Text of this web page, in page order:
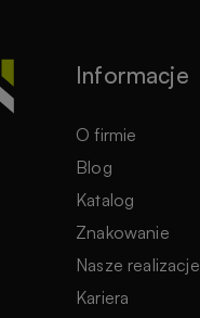
Informacje
O firmie
Blog
Katalog
Znakowanie
Nasze realizacje
Kariera